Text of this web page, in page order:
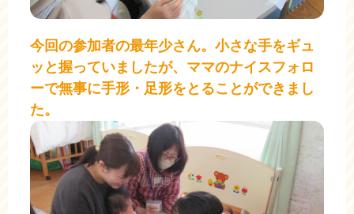
今回の参加者の最年少さん。小さな手をギュ
ッと握っていましたが、ママのナイスフォロ
ーで無事に手形・足形をとることができまし
た。